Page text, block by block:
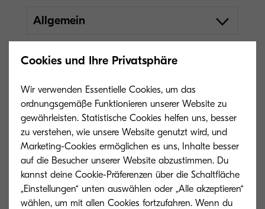
Allgemein
Cookies und Ihre Privatsphäre
Wir verwenden Essentielle Cookies, um das
ordnungsgemäße Funktionieren unserer Website zu
gewährleisten. Statistische Cookies helfen uns, besser
zu verstehen, wie unsere Website genutzt wird, und
Marketing-Cookies ermöglichen es uns, Inhalte besser
auf die Besucher unserer Website abzustimmen. Du
kannst deine Cookie-Präferenzen über die Schaltfläche
„Einstellungen“ unten auswählen oder „Alle akzeptieren“
wählen, um mit allen Cookies fortzufahren. Wenn du